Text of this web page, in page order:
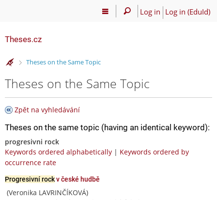
Log in Log in (EduId)
Theses.cz
>
Theses on the Same Topic
Theses on the Same Topic
Zpět na vyhledávání
Theses on the same topic (having an identical keyword):
progresivni rock
Keywords ordered alphabetically | Keywords ordered by
occurrence rate
Progresivní rockv české hudbě
(Veronika LAVRINČÍKOVÁ)